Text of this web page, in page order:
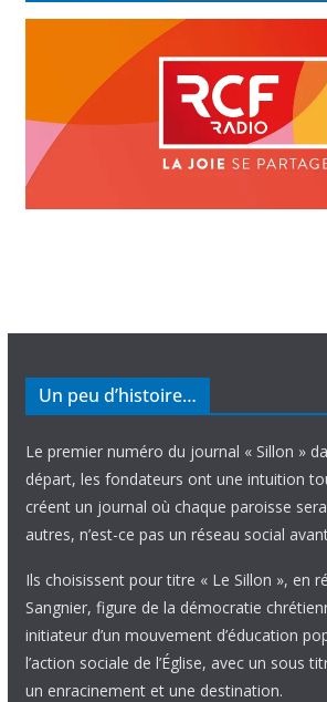
Un peu d’histoire…
Le premier numéro du journal « Sillon »
départ, les fondateurs ont une intuition
créent un journal où chaque paroisse
autres, n’est-ce pas un réseau social
Ils choisissent pour titre « Le Sillon », en
Sangnier, figure de la démocratie
initiateur d’un mouvement d’éducation
l’action sociale de l’Église, avec un sous
un enracinement et une destination.